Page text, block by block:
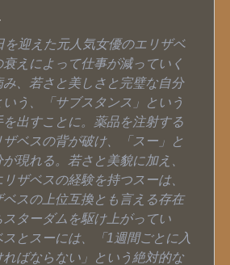
を迎えた元人気女優のエリザベ
衰えによって仕事が減っていく
み、若さと美しさと完璧な自分
う、「サブスタンス」という
を出すことに。薬品を注射する
ベスの背が破け、「スー」と
現れる。若さと美貌に加え、
ザベスの経験を持つスーは、
ベスの上位互換とも言える存在
スターダムを駆け上がってい
スとスーには、「1週間ごとに入
ばならない」という絶対的な